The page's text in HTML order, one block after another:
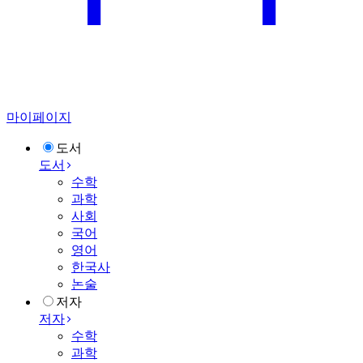
마이페이지
도서
도서
수학
과학
사회
국어
영어
한국사
논술
저자
저자
수학
과학